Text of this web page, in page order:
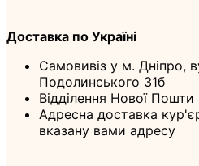
Доставка по Україні
Самовивіз у м. Дніпро,
Подолинського 31б
Відділення Нової
Адресна доставка
вказану вами адресу